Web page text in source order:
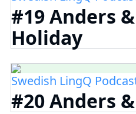
#19 Anders
Holiday
Swedish LingQ
#20 Anders